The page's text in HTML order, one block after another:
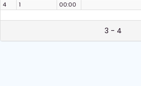
4
1 00:00
3 - 4